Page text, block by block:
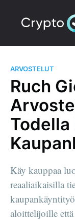
ARVOSTELUT
Ruch
Käy kauppaa
reaaliaikaisilla
aloittelijoille